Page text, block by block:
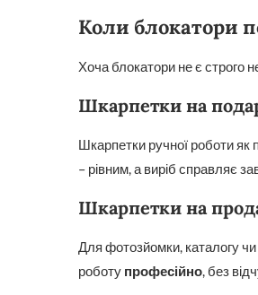
Коли блокатори
Хоча блокатори не є строго
Шкарпетки на
Шкарпетки ручної роботи як
– рівним, а виріб справляє
Шкарпетки на
Для фотозйомки, каталогу
роботу професійно, без